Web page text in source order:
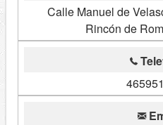
Calle Manuel de
Rincón de